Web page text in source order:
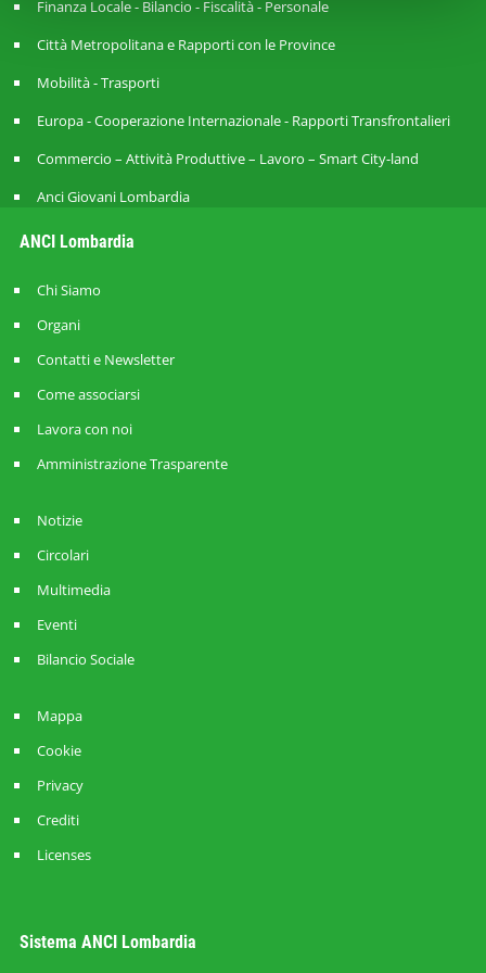
Finanza Locale - Bilancio - Fiscalità - Personale
Città Metropolitana e Rapporti con le Province
Mobilità - Trasporti
Europa - Cooperazione Internazionale - Rapporti Transfrontalieri
Commercio – Attività Produttive – Lavoro – Smart City-land
Anci Giovani Lombardia
ANCI Lombardia
Chi Siamo
Organi
Contatti e Newsletter
Come associarsi
Lavora con noi
Amministrazione Trasparente
Notizie
Circolari
Multimedia
Eventi
Bilancio Sociale
Mappa
Cookie
Privacy
Crediti
Licenses
Sistema ANCI Lombardia